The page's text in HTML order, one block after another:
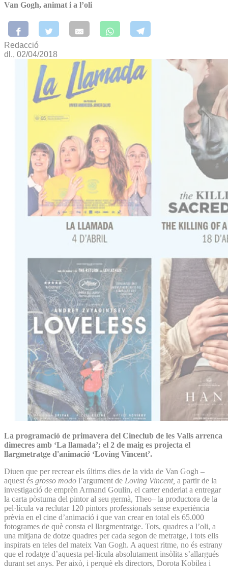
Van Gogh, animat i a l’oli
Redacció
dl., 02/04/2018
La programació de primavera del Cineclub de les Valls arrenca
dimecres amb ‘La llamada’; el 2 de maig es projecta el
llargmetratge d'animació ‘Loving Vincent’.
Diuen que per recrear els últims dies de la vida de Van Gogh –
aquest és grosso modo l’argument de Loving Vincent, a partir de la
investigació de emprèn Armand Goulin, el carter enderiat a entregar
la carta pòstuma del pintor al seu germà, Theo– la productora de la
pel·lícula va reclutar 120 pintors professionals sense experiència
prèvia en el cine d’animació i que van crear en total els 65.000
fotogrames de què consta el llargmentratge. Tots, quadres a l’oli, a
una mitjana de dotze quadres per cada segon de metratge, i tots ells
inspirats en teles del mateix Van Gogh. A aquest ritme, no és estrany
que el rodatge d’aquesta pel·lícula absolutament insòlita s’allargués
durant set anys. Per això, i perquè els directors, Dorota Kobilea i